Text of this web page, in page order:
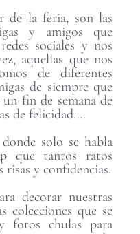
de la feria, son las
y amigos que
sociales y nos
aquellas que nos
de diferentes
de siempre que
fin de semana de
de felicidad….
solo se habla
que tantos ratos
y confidencias.
decorar nuestras
colecciones que se
fotos chulas para